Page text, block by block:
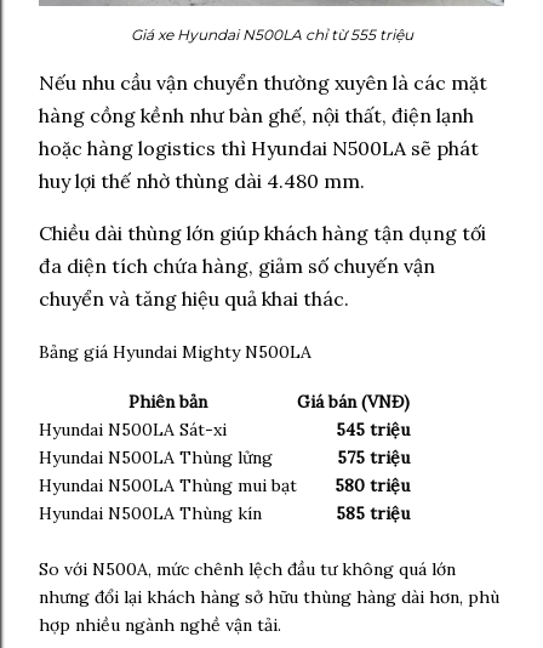
Giá xe Hyundai N500LA chỉ từ 555 triệu
Nếu nhu cầu vận chuyển thường xuyên là các mặt
hàng cồng kềnh như bàn ghế, nội thất, điện lạnh
hoặc hàng logistics thì Hyundai N500LA sẽ phát
huy lợi thế nhờ thùng dài 4.480 mm.
Chiều dài thùng lớn giúp khách hàng tận dụng tối
đa diện tích chứa hàng, giảm số chuyến vận
chuyển và tăng hiệu quả khai thác.
Bảng giá Hyundai Mighty N500LA
Phiên bản
Giá bán (VNĐ)
Hyundai N500LA Sát-xi
545 triệu
Hyundai N500LA Thùng lửng
575 triệu
Hyundai N500LA Thùng mui bạt
580 triệu
Hyundai N500LA Thùng kín
585 triệu
So với N500A, mức chênh lệch đầu tư không quá lớn
nhưng đổi lại khách hàng sở hữu thùng hàng dài hơn, phù
hợp nhiều ngành nghề vận tải.